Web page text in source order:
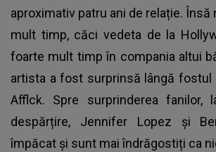
aproximativ patru ani de relație. Însă
mult timp, căci vedeta de la
foarte mult timp în compania altui
artista a fost surprinsă lângă fostul
Afflck. Spre surprinderea
despărțire, Jennifer Lopez și
împăcat și sunt mai îndrăgostiți ca